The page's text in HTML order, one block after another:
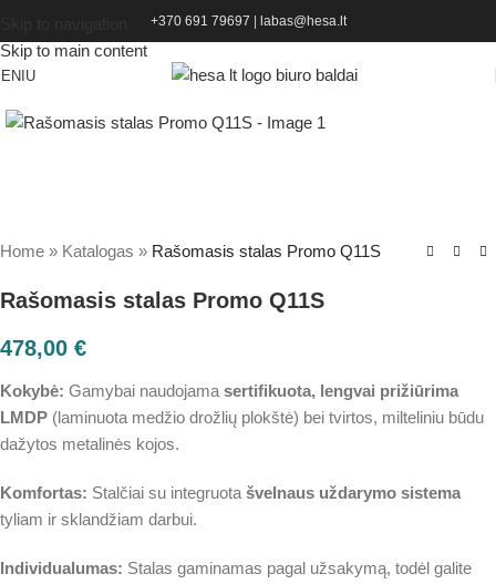
Skip to main content
+370 691 79697 labas@hesa.lt
Home » Katalogas » Rašomasis stalas Promo Q11S
Rašomasis stalas Promo Q11S
478,00 €
Kokybė: Gamybai naudojama sertifikuota, lengvai prižiūrima
LMDP (laminuota medžio drožlių plokštė) bei tvirtos, milteliniu būdu
dažytos metalinės kojos.
Komfortas: Stalčiai su integruota švelnaus uždarymo sistema
tyliam ir sklandžiam darbui.
Individualumas: Stalas gaminamas pagal užsakymą, todėl galite